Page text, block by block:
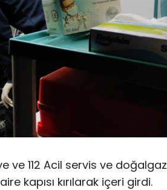
ve 112 Acil servis ve doğalgaz
kapısı kırılarak içeri girdi.